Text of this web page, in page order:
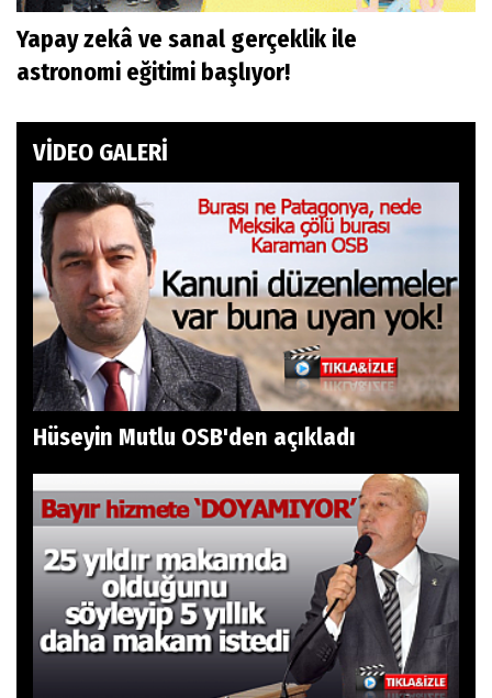
Yapay zekâ ve sanal gerçeklik ile
astronomi eğitimi başlıyor!
VİDEO GALERİ
Hüseyin Mutlu OSB'den açıkladı